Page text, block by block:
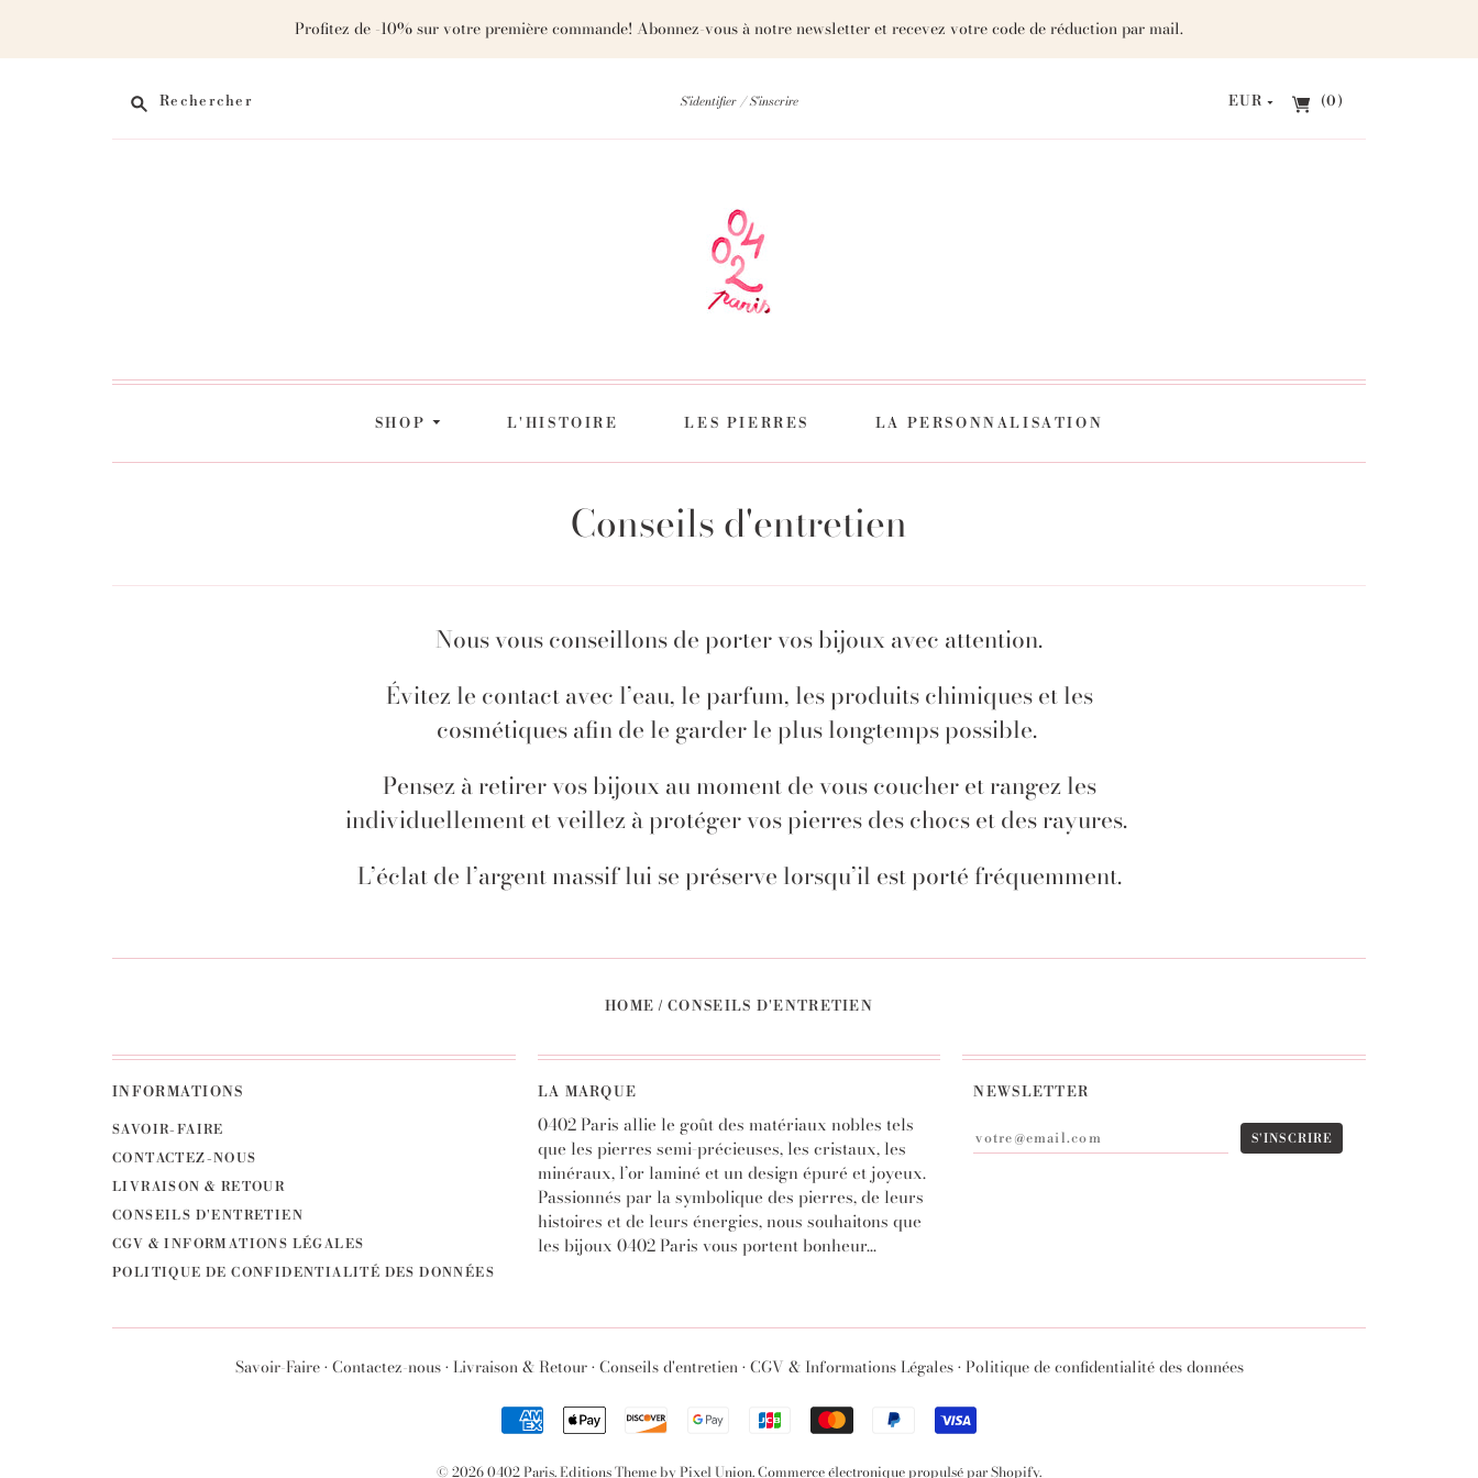
Profitez de -10% sur votre première commande! Abonnez-vous à notre newsletter et recevez votre code de réduction par mail.
Rechercher S'identifier S'inscrire EUR (0)
SHOP L'HISTOIRE LES PIERRES LA PERSONNALISATION
Conseils d'entretien
Nous vous conseillons de porter vos bijoux avec attention.
Évitez le contact avec l’eau, le parfum, les produits chimiques et les
cosmétiques afin de le garder le plus longtemps possible.
Pensez à retirer vos bijoux au moment de vous coucher et rangez les
individuellement et veillez à protéger vos pierres des chocs et des rayures.
L’éclat de l’argent massif lui se préserve lorsqu’il est porté fréquemment.
HOME / CONSEILS D'ENTRETIEN
INFORMATIONS
SAVOIR-FAIRE
CONTACTEZ-NOUS
LIVRAISON & RETOUR
CONSEILS D'ENTRETIEN
CGV & INFORMATIONS LÉGALES
POLITIQUE DE CONFIDENTIALITÉ DES DONNÉES
LA MARQUE
0402 Paris allie le goût des matériaux nobles tels
que les pierres semi-précieuses, les cristaux, les
minéraux, l’or laminé et un design épuré et joyeux.
Passionnés par la symbolique des pierres, de leurs
histoires et de leurs énergies, nous souhaitons que
les bijoux 0402 Paris vous portent bonheur...
NEWSLETTER
Savoir-Faire•Contactez-nous•Livraison & Retour•Conseils d'entretien•CGV & Informations Légales•Politique de confidentialité des données
© 20260402 Paris.Editions Theme by Pixel Union.Commerce électronique propulsé par Shopify.